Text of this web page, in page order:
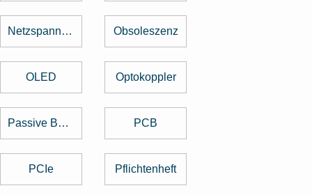
Netzspannung Obsoleszenz
OLED Optokoppler
Passive Bauelemente PCB
PCIe Pflichtenheft